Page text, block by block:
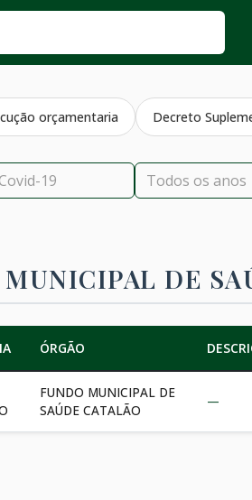
orçamentaria Decreto
DE
ÓRGÃO
FUNDO MUNICIPAL DE
SAÚDE CATALÃO
—